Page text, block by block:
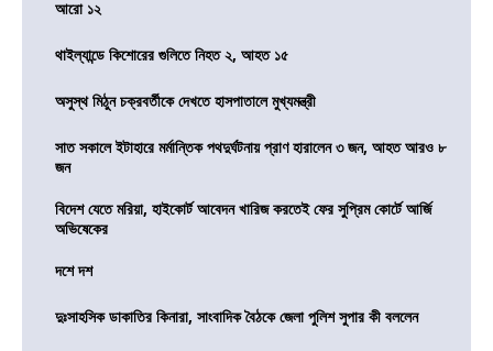
আরো ১২
থাইল্যান্ডে কিশোরের গুলিতে নিহত ২, আহত ১৫
অসুস্থ মিঠুন চক্রবর্তীকে দেখতে হাসপাতালে মুখ্যমন্ত্রী
সাত সকালে ইটাহারে মর্মান্তিক পথদুর্ঘটনায় প্রাণ হারালেন ৩ জন, আহত আরও ৮
জন
বিদেশ যেতে মরিয়া, হাইকোর্ট আবেদন খারিজ করতেই ফের সুপ্রিম কোর্টে আর্জি
অভিষেকের
দশে দশ
দুঃসাহসিক ডাকাতির কিনারা, সাংবাদিক বৈঠকে জেলা পুলিশ সুপার কী বললেন